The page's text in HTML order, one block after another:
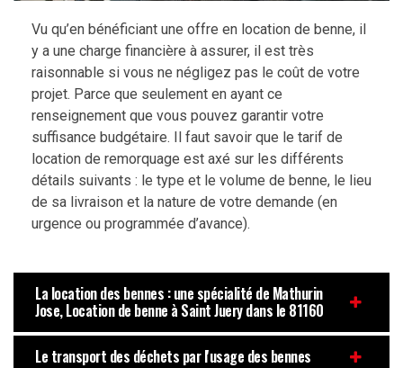
Vu qu’en bénéficiant une offre en location de benne, il
y a une charge financière à assurer, il est très
raisonnable si vous ne négligez pas le coût de votre
projet. Parce que seulement en ayant ce
renseignement que vous pouvez garantir votre
suffisance budgétaire. Il faut savoir que le tarif de
location de remorquage est axé sur les différents
détails suivants : le type et le volume de benne, le lieu
de sa livraison et la nature de votre demande (en
urgence ou programmée d’avance).
La location des bennes : une spécialité de Mathurin
Jose, Location de benne à Saint Juery dans le 81160
Le transport des déchets par l'usage des bennes